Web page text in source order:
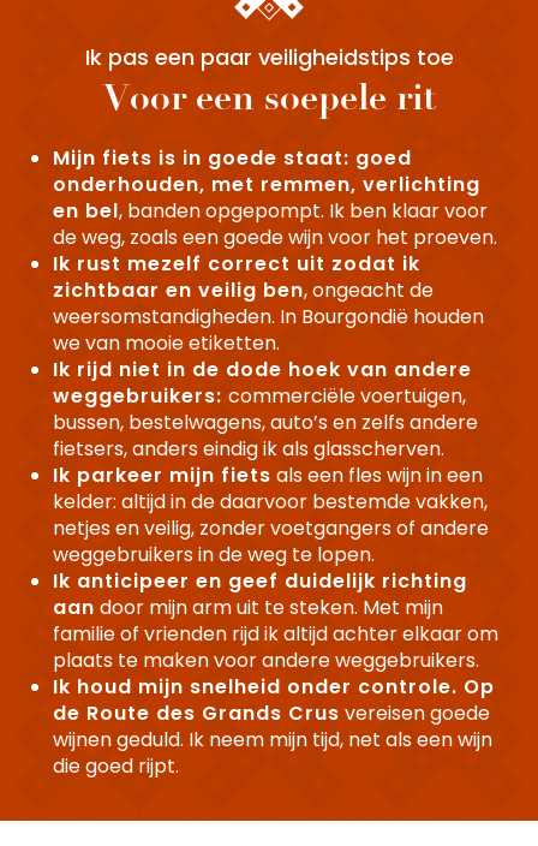
Ik pas een paar veiligheidstips toe
Voor een soepele rit
Mijn fiets is in goede staat: goed
onderhouden, met remmen, verlichting
en bel, banden opgepompt. Ik ben klaar voor
de weg, zoals een goede wijn voor het proeven.
Ik rust mezelf correct uit zodat ik
zichtbaar en veilig ben, ongeacht de
weersomstandigheden. In Bourgondië houden
we van mooie etiketten.
Ik rijd niet in de dode hoek van andere
weggebruikers: commerciële voertuigen,
bussen, bestelwagens, auto’s en zelfs andere
fietsers, anders eindig ik als glasscherven.
Ik parkeer mijn fiets als een fles wijn in een
kelder: altijd in de daarvoor bestemde vakken,
netjes en veilig, zonder voetgangers of andere
weggebruikers in de weg te lopen.
Ik anticipeer en geef duidelijk richting
aan door mijn arm uit te steken. Met mijn
familie of vrienden rijd ik altijd achter elkaar om
plaats te maken voor andere weggebruikers.
Ik houd mijn snelheid onder controle. Op
de Route des Grands Crus vereisen goede
wijnen geduld. Ik neem mijn tijd, net als een wijn
die goed rijpt.